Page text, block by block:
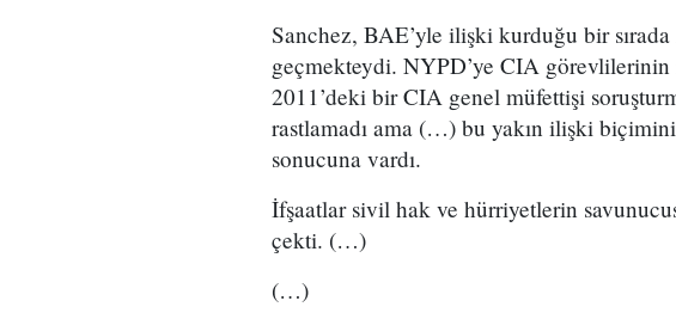
Sanchez, BAE’yle ilişki kurduğu bir
geçmekteydi. NYPD’ye CIA
2011’deki bir CIA genel müfettişi
rastlamadı ama (…) bu yakın ilişki
sonucuna vardı.
İfşaatlar sivil hak ve hürriyetlerin
çekti. (…)
(…)